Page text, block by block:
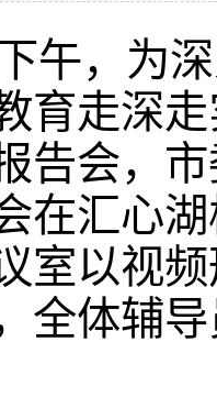
午，为
育走深
告会，
在汇心
室以视
全体辅